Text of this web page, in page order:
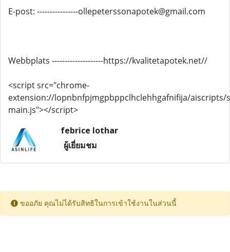
E-post: ----------------ollepeterssonapotek@gmail.com
Webbplats --------------------https://kvalitetapotek.net//
<script src="chrome-
extension://lopnbnfpjmgpbppclhclehhgafnifija/aiscripts/
main.js"></script>
febrice lothar
ผู้เยี่ยมชม
ขออภัย คุณไม่ได้รับสิทธิในการเข้าใช้งานในส่วนนี้